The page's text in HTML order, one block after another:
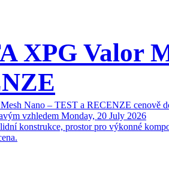
XPG Valor
Nano – TEST a RECENZE cenově
vzhledem Monday, 20 July 2026
konstrukce, prostor pro výkonné